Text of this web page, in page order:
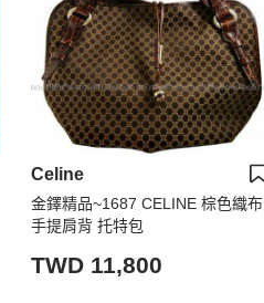
Celine
金鐸精品~1687 CELINE 棕色織布
手提肩背 托特包
TWD 11,800